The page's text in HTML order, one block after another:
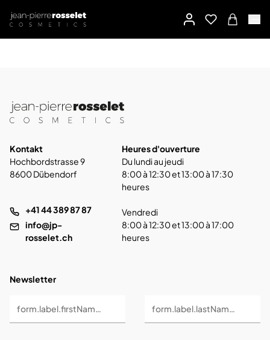
Kontakt
Hochbordstrasse 9
8600 Dübendorf
+41 44 389 87 87
info@jp-
rosselet.ch
Heures d'ouverture
Du lundi au jeudi
8:00 à 12:30 et 13:00 à 17:30
heures
Vendredi
8:00 à 12:30 et 13:00 à 17:00
heures
Newsletter
form.label.firstName * form.label.lastName *